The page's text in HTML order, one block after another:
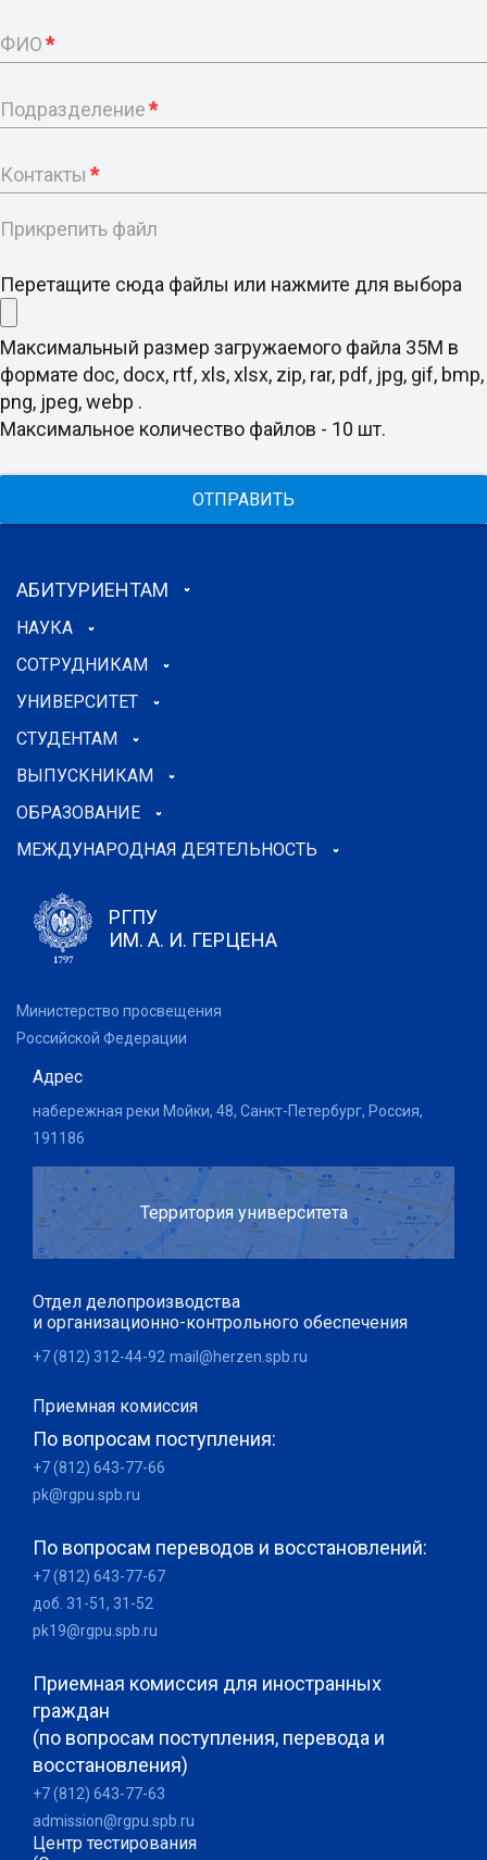
ФИО*
Подразделение*
Контакты *
Прикрепить файл
Перетащите сюда файлы или нажмите для выбора
Максимальный размер загружаемого файла 35M в
формате doc, docx, rtf, xls, xlsx, zip, rar, pdf, jpg, gif, bmp,
png, jpeg, webp .
Максимальное количество файлов - 10 шт.
ОТПРАВИТЬ
АБИТУРИЕНТАМ
НАУКА
СОТРУДНИКАМ
УНИВЕРСИТЕТ
СТУДЕНТАМ
ВЫПУСКНИКАМ
ОБРАЗОВАНИЕ
МЕЖДУНАРОДНАЯ ДЕЯТЕЛЬНОСТЬ
РГПУ
ИМ. А. И. ГЕРЦЕНА
Министерство просвещения
Российской Федерации
Адрес
набережная реки Мойки, 48, Санкт-Петербург, Россия,
191186
Территория университета
Отдел делопроизводства
и организационно-контрольного обеспечения
+7 (812) 312-44-92 mail@herzen.spb.ru
Приемная комиссия
По вопросам поступления:
+7 (812) 643-77-66
pk@rgpu.spb.ru
По вопросам переводов и восстановлений:
+7 (812) 643-77-67
доб. 31-51, 31-52
pk19@rgpu.spb.ru
Приемная комиссия для иностранных
граждан
(по вопросам поступления, перевода и
восстановления)
+7 (812) 643-77-63
admission@rgpu.spb.ru
Центр тестирования